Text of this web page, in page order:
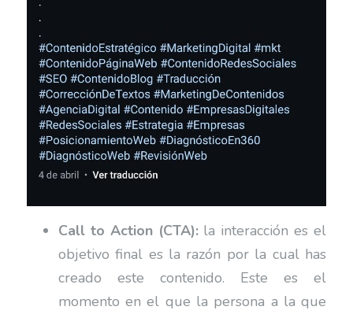
Call to Action (CTA): la interacción es el
objetivo final es la razón por la cual has
creado este contenido. Este es el
momento en el que la persona a la que